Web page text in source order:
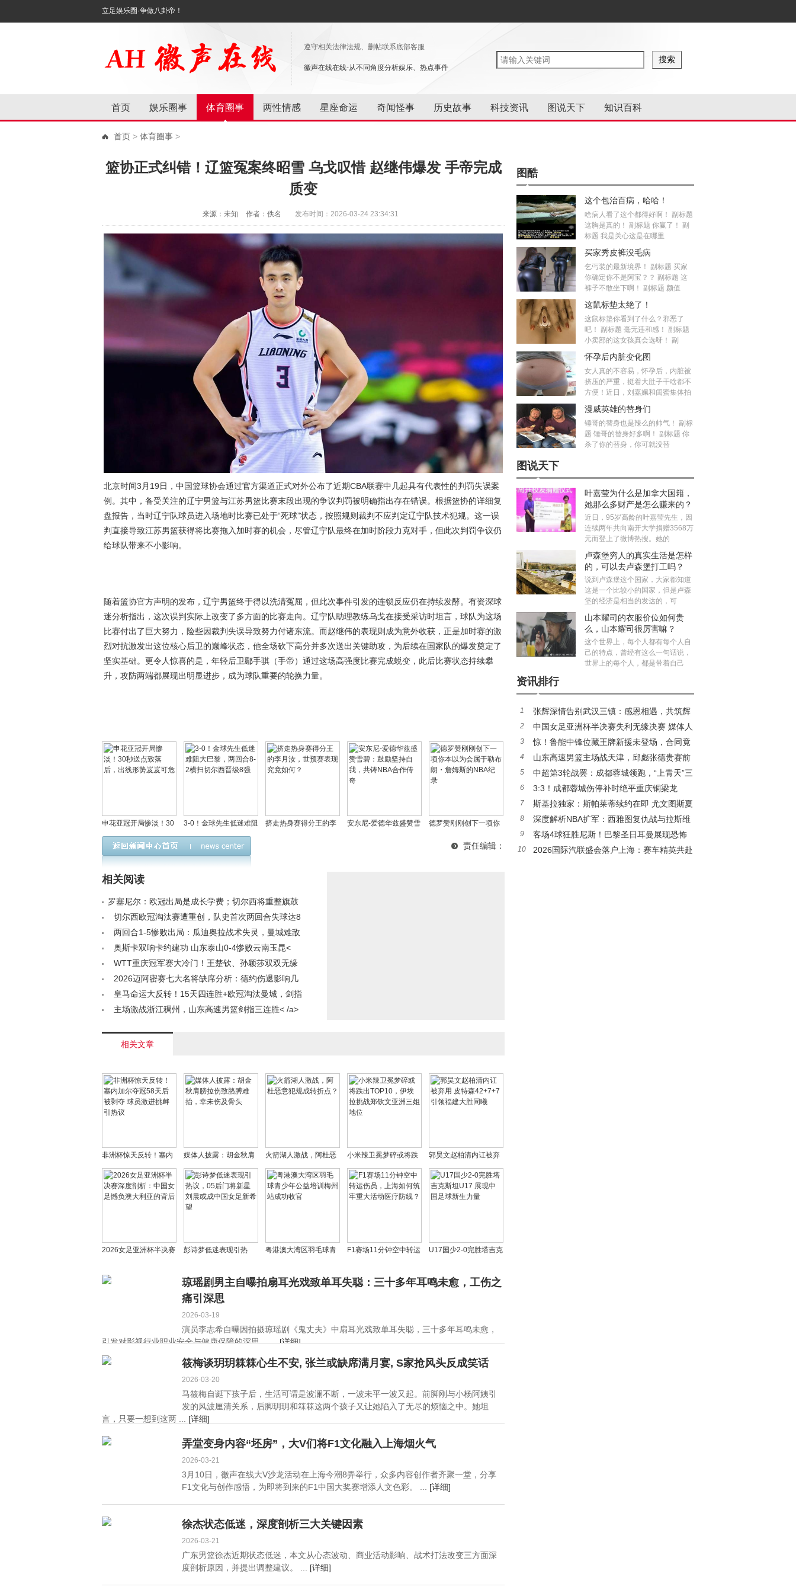
立足娱乐圈·争做八卦帝！
遵守相关法律法规、删帖联系底部客服
徽声在线在线-从不同角度分析娱乐、热点事件
首页 娱乐圈事 体育圈事 两性情感 星座命运 奇闻怪事 历史故事 科技资讯 图说天下 知识百科
首页 > 体育圈事 >
篮协正式纠错！辽篮冤案终昭雪 乌戈叹惜 赵继伟爆发 手帝完成
质变
来源：未知 作者：佚名 发布时间：2026-03-24 23:34:31
北京时间3月19日，中国篮球协会通过官方渠道正式对外公布了近期CBA联赛中几起具有代表性的判罚失误案
例。其中，备受关注的辽宁男篮与江苏男篮比赛末段出现的争议判罚被明确指出存在错误。根据篮协的详细复
盘报告，当时辽宁队球员进入场地时比赛已处于“死球”状态，按照规则裁判不应判定辽宁队技术犯规。这一误
判直接导致江苏男篮获得将比赛拖入加时赛的机会，尽管辽宁队最终在加时阶段力克对手，但此次判罚争议仍
给球队带来不小影响。
随着篮协官方声明的发布，辽宁男篮终于得以洗清冤屈，但此次事件引发的连锁反应仍在持续发酵。有资深球
迷分析指出，这次误判实际上改变了多方面的比赛走向。辽宁队助理教练乌戈在接受采访时坦言，球队为这场
比赛付出了巨大努力，险些因裁判失误导致努力付诸东流。而赵继伟的表现则成为意外收获，正是加时赛的激
烈对抗激发出这位核心后卫的巅峰状态，他全场砍下高分并多次送出关键助攻，为后续在国家队的爆发奠定了
坚实基础。更令人惊喜的是，年轻后卫鄢手骐（手帝）通过这场高强度比赛完成蜕变，此后比赛状态持续攀
升，攻防两端都展现出明显进步，成为球队重要的轮换力量。
申花亚冠开局惨淡！30
秒送点致落后，出线形
势岌岌可危
3-0！金球先生低迷难阻
大巴黎，两回合8-2横扫
挤走热身赛得分王的李
安东尼-爱德华兹盛赞雪
德罗赞刚刚创下一项你
詹姆斯的NBA纪录
责任编辑：
相关阅读
罗塞尼尔：欧冠出局是成长学费；切尔西将重整旗鼓
争四< /a>
切尔西欧冠淘汰赛遭重创，队史首次两回合失球达8
个< /a>
两回合1-5惨败出局：瓜迪奥拉战术失灵，曼城难敌
皇马实力< /a>
奥斯卡双响卡约建功 山东泰山0-4惨败云南玉昆<
/a> WTT重庆冠军赛大冷门！王楚钦、孙颖莎双双无缘
四强< /a>
2026迈阿密赛七大名将缺席分析：德约伤退影响几
何？< /a>
皇马命运大反转！15天四连胜+欧冠淘汰曼城，剑指
双冠王< /a>
主场激战浙江稠州，山东高速男篮剑指三连胜< /a>
相关文章
非洲杯惊天反转！塞内
加尔夺冠58天后被剥夺
球员激进挑衅引热议
媒体人披露：胡金秋肩
膀拉伤致胳膊难抬，幸
未伤及骨头
火箭湖人激战，阿杜恶
意犯规成转折点？
小米辣卫冕梦碎或将跌
出TOP10，伊埃拉挑战
郑钦文亚洲三姐地位
郭昊文赵柏清内讧被弃
用 皮特森42+7+7引领
福建大胜同曦
2026女足亚洲杯半决赛
负澳大利亚的背后
彭诗梦低迷表现引热
或成中国女足新希望
粤港澳大湾区羽毛球青
功收官
F1赛场11分钟空中转运
大活动医疗防线？
U17国少2-0完胜塔吉克
新生力量
琼瑶剧男主自曝拍扇耳光戏致单耳失聪：三十多年耳鸣未愈，工伤之
痛引深思
2026-03-19
演员李志希自曝因拍摄琼瑶剧《鬼丈夫》中扇耳光戏致单耳失聪，三十多年耳鸣未愈，
引发对影视行业职业安全与健康保障的深思。 ...[详细]
筱梅谈玥玥箖箖心生不安, 张兰或缺席满月宴, S家抢风头反成笑话
2026-03-20
马筱梅自诞下孩子后，生活可谓是波澜不断，一波未平一波又起。前脚刚与小杨阿姨引
发的风波厘清关系，后脚玥玥和箖箖这两个孩子又让她陷入了无尽的烦恼之中。她坦
言，只要一想到这两 ... [详细]
弄堂变身内容“坯房”，大V们将F1文化融入上海烟火气
2026-03-21
3月10日，徽声在线大V沙龙活动在上海今潮8弄举行，众多内容创作者齐聚一堂，分享
F1文化与创作感悟，为即将到来的F1中国大奖赛增添人文色彩。 ... [详细]
徐杰状态低迷，深度剖析三大关键因素
2026-03-21
广东男篮徐杰近期状态低迷，本文从心态波动、商业活动影响、战术打法改变三方面深
度剖析原因，并提出调整建议。 ... [详细]
图酷
这个包治百病，哈哈！
啥病人看了这个都得好啊！ 副标题
这胸是真的！ 副标题 你赢了！ 副
标题 我是关心这是在哪里
买家秀皮裤没毛病
乞丐装的最新境界！ 副标题 买家
你确定你不是阿宝？？ 副标题 这
裤子不敢坐下啊！ 副标题 颜值
这鼠标垫太绝了！
这鼠标垫你看到了什么？邪恶了
吧！ 副标题 毫无违和感！ 副标题
小卖部的这女孩真会选呀！ 副
怀孕后内脏变化图
女人真的不容易，怀孕后，内脏被
挤压的严重，挺着大肚子干啥都不
方便！近日，刘嘉姵和闺蜜集体拍
漫威英雄的替身们
锤哥的替身也是辣么的帅气！ 副标
题 锤哥的替身好多啊！ 副标题 你
杀了你的替身，你可就没替
图说天下
叶嘉莹为什么是加拿大国籍，
她那么多财产是怎么赚来的？
近日，95岁高龄的叶嘉莹先生，因
连续两年共向南开大学捐赠3568万
元而登上了微博热搜。她的
卢森堡穷人的真实生活是怎样
的，可以去卢森堡打工吗？
说到卢森堡这个国家，大家都知道
这是一个比较小的国家，但是卢森
堡的经济是相当的发达的，可
山本耀司的衣服价位如何贵
么，山本耀司很厉害嘛？
这个世界上，每个人都有每个人自
己的特点，曾经有这么一句话说，
世界上的每个人，都是带着自己
资讯排行
1
张辉深情告别武汉三镇：感恩相遇，共筑辉
煌旅程
2
中国女足亚洲杯半决赛失利无缘决赛 媒体人
热议米利西奇去留
3
惊！鲁能中锋位藏王牌新援未登场，合同竟
签至2026年底
4
山东高速男篮主场战天津，邱彪张德贵赛前
友好互动引关注
5
中超第3轮战罢：成都蓉城领跑，“上青天”三
队陷榜尾困境
6 3:3！成都蓉城伤停补时绝平重庆铜梁龙
7
斯基拉独家：斯帕莱蒂续约在即 尤文图斯夏
窗五线补强剑指欧冠
8
深度解析NBA扩军：西雅图复仇战与拉斯维
加斯新王朝的资本博弈
9
客场4球狂胜尼斯！巴黎圣日耳曼展现恐怖
统治力
10
2026国际汽联盛会落户上海：赛车精英共赴